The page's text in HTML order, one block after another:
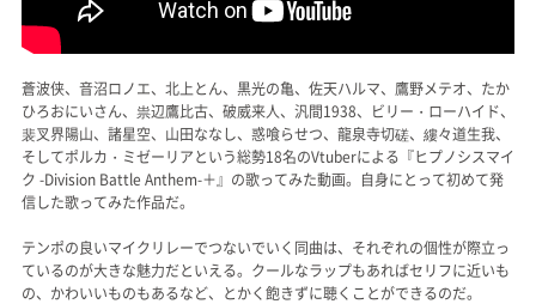
蒼波侠、音沼ロノエ、北上とん、黒光の亀、佐天ハルマ、鷹野メテオ、たか
ひろおにいさん、祟辺鷹比古、破威来人、汎間1938、ビリー・ローハイド、
裴叉界陽山、諸星空、山田ななし、惑喰らせつ、龍泉寺切磋、縷々道生我、
そしてポルカ・ミゼーリアという総勢18名のVtuberによる『ヒプノシスマイ
ク -Division Battle Anthem-＋』の歌ってみた動画。自身にとって初めて発
信した歌ってみた作品だ。
テンポの良いマイクリレーでつないでいく同曲は、それぞれの個性が際立っ
ているのが大きな魅力だといえる。クールなラップもあればセリフに近いも
の、かわいいものもあるなど、とかく飽きずに聴くことができるのだ。